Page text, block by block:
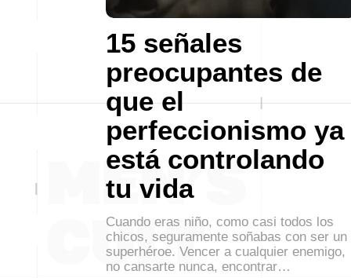
15 señales
preocupantes de
que el
perfeccionismo ya
está controlando
tu vida
Cuando eras niño, como casi todos los
chicos, seguramente soñabas con ser un
superhéroe. Vencer a cualquier enemigo,
no cansarte nunca, encontrar…